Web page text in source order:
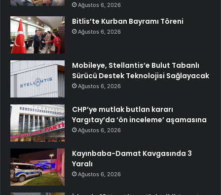
Ağustos 6, 2026
Bitlis’te Kurban Bayramı Töreni
Ağustos 6, 2026
Mobileye, Stellantis’e Bulut Tabanlı
Sürücü Destek Teknolojisi Sağlayacak
Ağustos 6, 2026
CHP’ye mutlak butlan kararı
Yargıtay’da ‘ön inceleme’ aşamasına
Ağustos 6, 2026
Kayınbaba-Damat Kavgasında 3
Yaralı
Ağustos 6, 2026